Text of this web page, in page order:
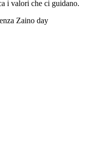
i valori che ci guidano.
Zaino day